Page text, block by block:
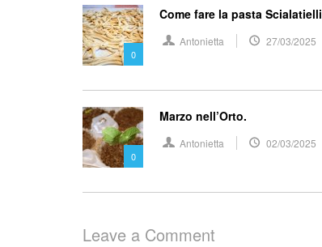
0
Come fare la pasta Scialatielli
Antonietta 27/03/2025
0
Marzo nell’Orto.
Antonietta 02/03/2025
Leave a Comment